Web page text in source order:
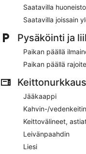
Sijaitsee 9
12 minuutin
Majoituspaikkaan
terassin ja grillejä.
Tämä 3,5 tähden
Saatavilla
Saatavilla joissain
Pysäköinti ja
Paikan päällä
Paikan päällä
Keittonurkkaus
Jääkaappi
Kahvin-/vedenkeitin
Keittovälineet,
Leivänpaahdin
Liesi